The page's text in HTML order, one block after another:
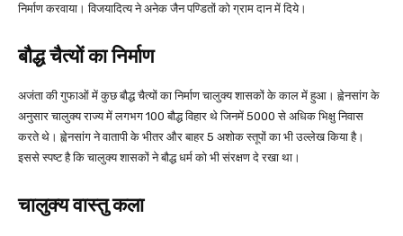
निर्माण करवाया। विजयादित्य ने अनेक जैन पण्डितों को ग्राम दान में दिये।
बौद्ध चैत्यों का निर्माण
अजंता की गुफाओं में कुछ बौद्ध चैत्यों का निर्माण चालुक्य शासकों के काल में हुआ। ह्वेनसांग के
अनुसार चालुक्य राज्य में लगभग 100 बौद्ध विहार थे जिनमें 5000 से अधिक भिक्षु निवास
करते थे। ह्वेनसांग ने वातापी के भीतर और बाहर 5 अशोक स्तूपों का भी उल्लेख किया है।
इससे स्पष्ट है कि चालुक्य शासकों ने बौद्ध धर्म को भी संरक्षण दे रखा था।
चालुक्य वास्तु कला